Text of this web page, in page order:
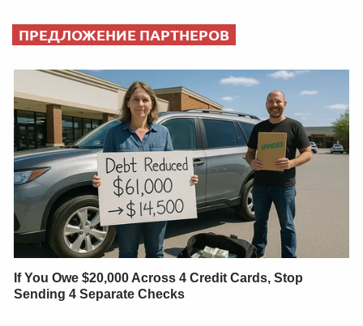
ПРЕДЛОЖЕНИЕ ПАРТНЕРОВ
If You Owe $20,000 Across 4 Credit Cards, Stop
Sending 4 Separate Checks